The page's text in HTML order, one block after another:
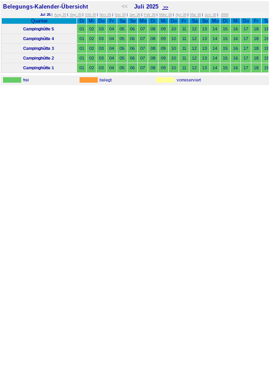
Belegungs-Kalender-Übersicht << Juli 2025 >>
Jul 25 | Aug 25 | Sep 25 | Okt 25 | Nov 25 | Dez 25 | Jan 26 | Feb 26 | März 26 | Apr 26 | Mai 26 | Jun 26 | 2026
Quartier Di Mi Do Fr Sa So Mo Di Mi Do Fr Sa So Mo Di Mi Do Fr
Sa
Campinghütte 5
01 02 03 04 05 06 07 08 09 10 11 12 13 14 15 16 17 18
19
Campinghütte 4
01 02 03 04 05 06 07 08 09 10 11 12 13 14 15 16 17 18
19
Campinghütte 3
01 02 03 04 05 06 07 08 09 10 11 12 13 14 15 16 17 18
19
Campinghütte 2
01 02 03 04 05 06 07 08 09 10 11 12 13 14 15 16 17 18
19
Campinghütte 1
01 02 03 04 05 06 07 08 09 10 11 12 13 14 15 16 17 18 19
frei belegt vorreserviert